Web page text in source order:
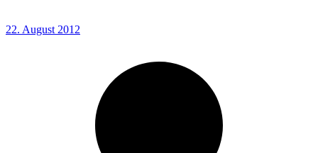
22. August 2012